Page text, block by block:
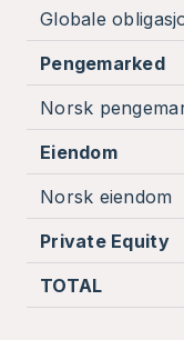
Globale
Pengemarked
Norsk
Eiendom
Norsk eiendom
Private Equity
TOTAL